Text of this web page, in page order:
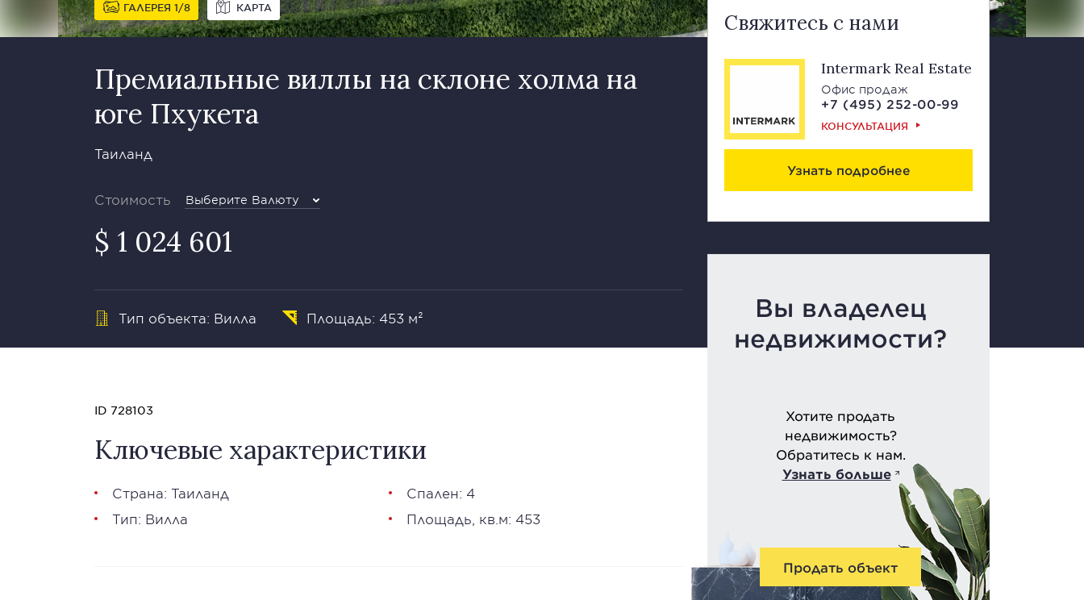
ГАЛЕРЕЯ 1 8 КАРТА
Премиальные виллы на склоне холма на
юге Пхукета
Таиланд
Стоимость Выберите Валюту
$ 1 024 601
Тип объекта: Вилла Площадь: 453 м²
Свяжитесь с нами
Intermark Real Estate
Офис продаж
+7 (495) 252-00-99
КОНСУЛЬТАЦИЯ
Узнать подробнее
Вы владелец
недвижимости?
Хотите продать
недвижимость?
Обратитесь к нам.
Узнать больше
Продать объект
ID 728103
Ключевые характеристики
Страна: Таиланд
Тип: Вилла
Спален: 4
Площадь, кв.м: 453